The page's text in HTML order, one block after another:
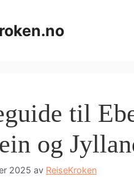
til
og
2025 av ReiseKroken